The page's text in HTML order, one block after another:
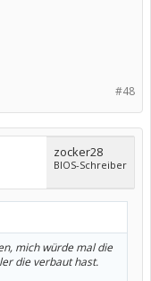
#48
zocker28
BIOS-Schreiber
mich würde mal die
die verbaut hast.